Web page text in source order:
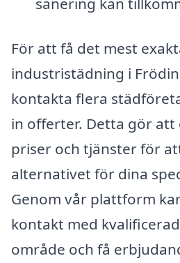
För att få det mest
industristädning i
kontakta flera
in offerter. Detta gör att
priser och tjänster för
alternativet för dina
Genom vår plattform
kontakt med
område och få